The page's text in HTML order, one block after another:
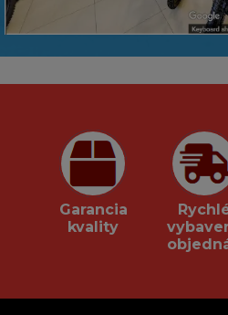
Garancia
kvality